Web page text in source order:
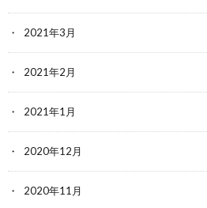
2021年3月
2021年2月
2021年1月
2020年12月
2020年11月